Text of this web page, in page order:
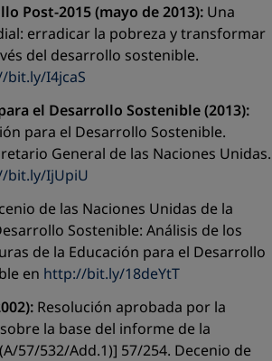
Post-2015 (mayo de 2013): Una
erradicar la pobreza y transformar
del desarrollo sostenible.
bit.ly/I4jcaS
el Desarrollo Sostenible (2013):
para el Desarrollo Sostenible.
General de las Naciones Unidas.
bit.ly/IjUpiU
de las Naciones Unidas de la
Sostenible: Análisis de los
de la Educación para el Desarrollo
en http://bit.ly/18deYtT
Resolución aprobada por la
la base del informe de la
57/532/Add.1)] 57/254. Decenio de